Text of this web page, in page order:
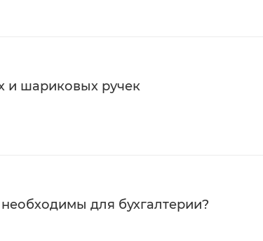
и шариковых ручек
для бухгалтерии?